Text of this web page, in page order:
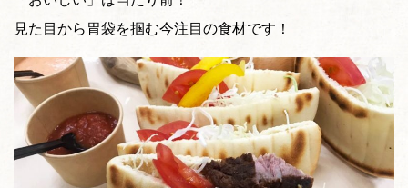
見た目から胃袋を掴む今注目の食材です！